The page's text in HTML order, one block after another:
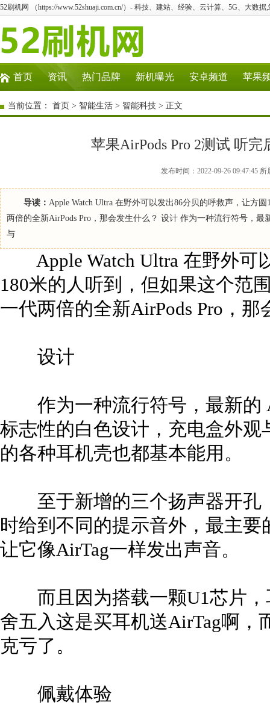
52刷机网 （https://www.52shuaji.com.cn/）- 科技、建站、经验、云计算、5G、大数据
首页 资讯 热门品牌 新机曝光 安卓频道 苹果
当前位置： 首页 > 智能生活 > 智能科技 > 正文
苹果AirPods Pro 2测试 听
发布时间：2022-09-26 09:47:45
导读： Apple Watch Ultra 在野外可以发出86分贝的呼救声，让方
两倍的全新AirPods Pro，那会发生什么？ 设计 作为一种流行符号，
与
Apple Watch Ultra 在野外可
180米的人听到，但如果这个范
一代两倍的全新AirPods Pro，那
设计
作为一种流行符号，最新的
标志性的白色设计，充电盒外
的各种耳机壳也都基本能用。
至于新增的三个扬声器开孔
时给到不同的提示音外，最主
让它像AirTag一样发出声音。
而且因为搭载一颗U1芯片，
舍五入这是买耳机送AirTag啊，
克亏了。
佩戴体验